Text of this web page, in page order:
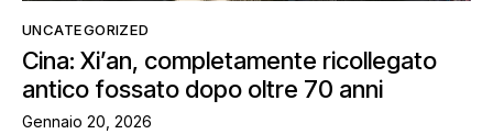
UNCATEGORIZED
Cina: Xi’an, completamente ricollegato
antico fossato dopo oltre 70 anni
Gennaio 20, 2026